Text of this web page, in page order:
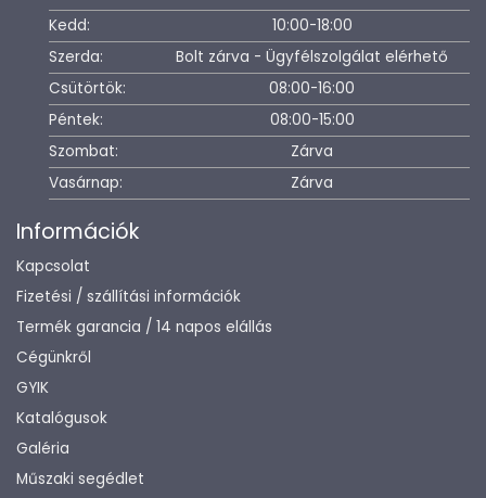
Kedd:
10:00-18:00
Szerda:
Bolt zárva - Ügyfélszolgálat elérhető
Csütörtök:
08:00-16:00
Péntek:
08:00-15:00
Szombat:
Zárva
Vasárnap:
Zárva
Információk
Kapcsolat
Fizetési / szállítási információk
Termék garancia / 14 napos elállás
Cégünkről
GYIK
Katalógusok
Galéria
Műszaki segédlet